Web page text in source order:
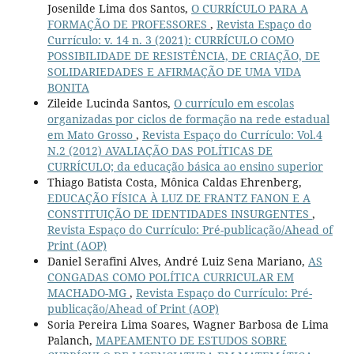
Josenilde Lima dos Santos, O CURRÍCULO PARA A
FORMAÇÃO DE PROFESSORES , Revista Espaço do
Currículo: v. 14 n. 3 (2021): CURRÍCULO COMO
POSSIBILIDADE DE RESISTÊNCIA, DE CRIAÇÃO, DE
SOLIDARIEDADES E AFIRMAÇÃO DE UMA VIDA
BONITA
Zileide Lucinda Santos, O currículo em escolas
organizadas por ciclos de formação na rede estadual
em Mato Grosso , Revista Espaço do Currículo: Vol.4
N.2 (2012) AVALIAÇÃO DAS POLÍTICAS DE
CURRÍCULO; da educação básica ao ensino superior
Thiago Batista Costa, Mônica Caldas Ehrenberg,
EDUCAÇÃO FÍSICA À LUZ DE FRANTZ FANON E A
CONSTITUIÇÃO DE IDENTIDADES INSURGENTES ,
Revista Espaço do Currículo: Pré-publicação/Ahead of
Print (AOP)
Daniel Serafini Alves, André Luiz Sena Mariano, AS
CONGADAS COMO POLÍTICA CURRICULAR EM
MACHADO-MG , Revista Espaço do Currículo: Pré-
publicação/Ahead of Print (AOP)
Soria Pereira Lima Soares, Wagner Barbosa de Lima
Palanch, MAPEAMENTO DE ESTUDOS SOBRE